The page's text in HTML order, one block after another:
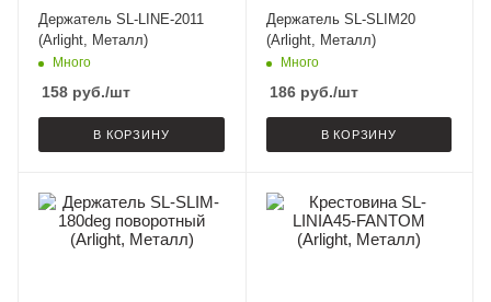
Держатель SL-LINE-2011
(Arlight, Металл)
Много
158 руб./шт
В КОРЗИНУ
Держатель SL-SLIM20
(Arlight, Металл)
Много
186руб./шт
В КОРЗИНУ